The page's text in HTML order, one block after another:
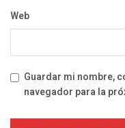
Web
Guardar mi nombre,
navegador para la